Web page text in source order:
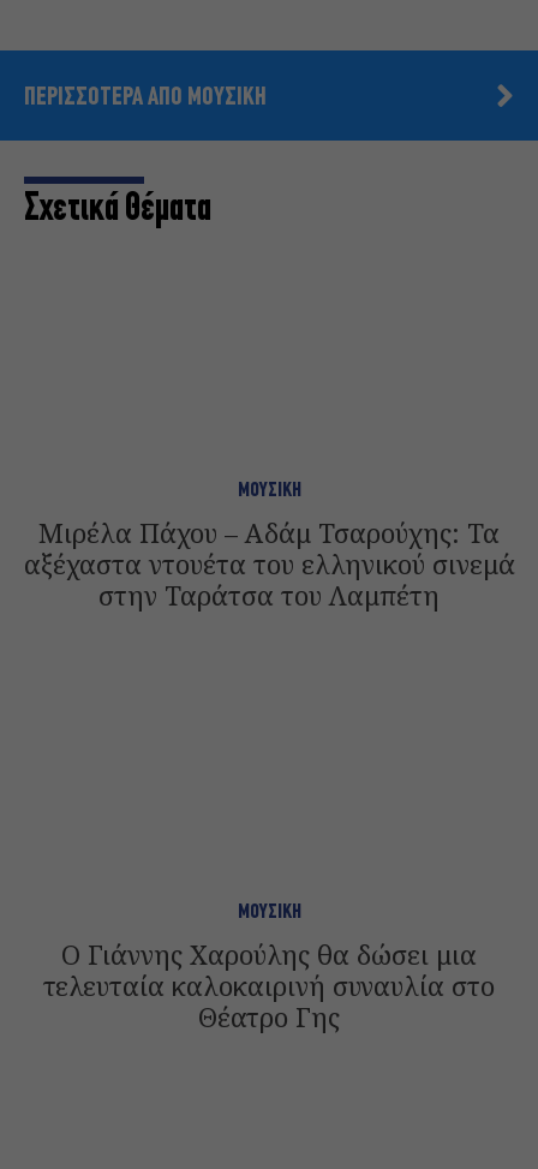
ΠΕΡΙΣΣΟΤΕΡΑ ΑΠΟ ΜΟΥΣΙΚΗ
Σχετικά Θέματα
ΜΟΥΣΙΚΗ
Μιρέλα Πάχου – Αδάμ Τσαρούχης: Τα
αξέχαστα ντουέτα του ελληνικού σινεμά
στην Ταράτσα του Λαμπέτη
ΜΟΥΣΙΚΗ
Ο Γιάννης Χαρούλης θα δώσει μια
τελευταία καλοκαιρινή συναυλία στο
Θέατρο Γης